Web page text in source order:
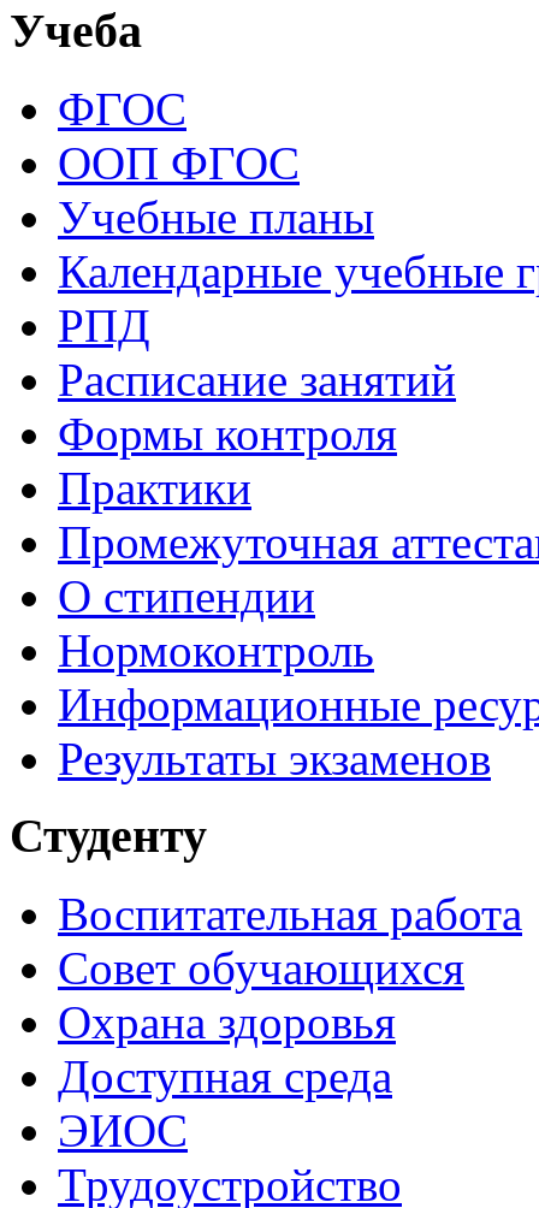
Учеба
ФГОС
ООП ФГОС
Учебные планы
Календарные учебные
РПД
Расписание занятий
Формы контроля
Практики
Промежуточная
О стипендии
Нормоконтроль
Информационные
Результаты экзаменов
Студенту
Воспитательная работа
Совет обучающихся
Охрана здоровья
Доступная среда
ЭИОС
Трудоустройство